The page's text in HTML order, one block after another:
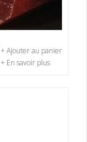
+ Ajouter au panier
+ En savoir plus